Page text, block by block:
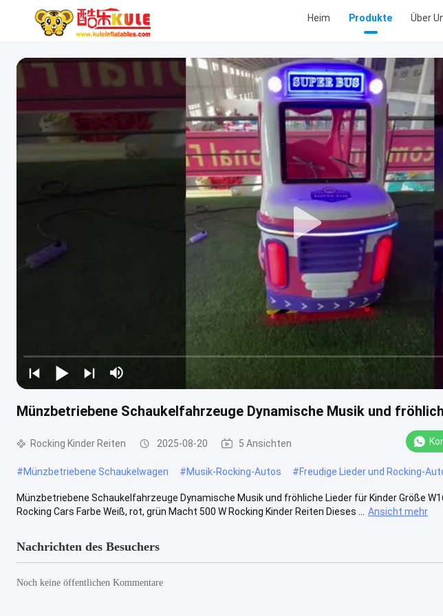
Heim Produkte Über
Münzbetriebene Schaukelfahrzeuge Dynamische Musik und
Rocking Kinder Reiten 2025-08-20 5 Ansichten
#Münzbetriebene Schaukelwagen #Musik-Rocking-Autos #Freudige Lieder und Rocking-
Münzbetriebene Schaukelfahrzeuge Dynamische Musik und fröhliche Lieder für Kinder Größe
Rocking Cars Farbe Weiß, rot, grün Macht 500 W Rocking Kinder Reiten Dieses ...
Ansicht mehr
Nachrichten des Besuchers
Noch keine öffentlichen Kommentare